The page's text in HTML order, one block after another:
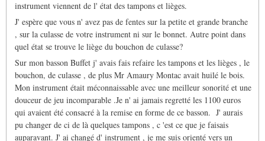
instrument viennent de l' état des tampons et lièges.
J' espère que vous n' avez pas de fentes sur la petite et grande branche
, sur la culasse de votre instrument ni sur le bonnet. Autre point dans
quel état se trouve le liège du bouchon de culasse?
Sur mon basson Buffet j' avais fais refaire les tampons et les lièges , le
bouchon, de culasse , de plus Mr Amaury Montac avait huilé le bois.
Mon instrument était méconnaissable avec une meilleur sonorité et une
douceur de jeu incomparable .Je n' ai jamais regretté les 1100 euros
qui avaient été consacré à la remise en forme de ce basson. J' aurais
pu changer de ci de là quelques tampons , c 'est ce que je faisais
auparavant. J' ai changé d' instrument , je me suis orienté vers un